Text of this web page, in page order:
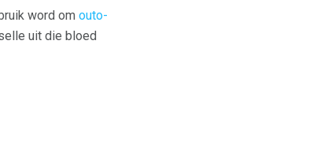
word om outo-
uit die bloed